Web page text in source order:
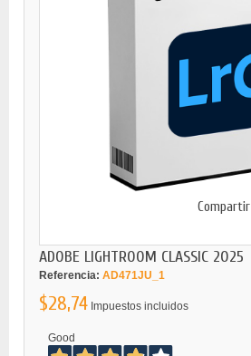
Compartir
ADOBE LIGHTROOM CLASSIC 2025
Referencia: AD471JU_1
$28,74 Impuestos incluidos
Good